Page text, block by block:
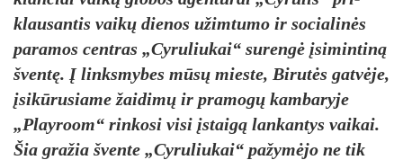
klau­san­tis vaikų die­nos užim­tu­mo ir so­cia­linės
pa­ra­mos cent­ras „Cy­ru­liu­kai“ su­rengė įsi­min­tiną
šventę. Į links­my­bes mūsų mies­te, Bi­rutės gatvė­je,
įsikū­ru­sia­me žai­dimų ir pra­mogų kam­ba­ry­je
„Play­room“ rin­ko­si vi­si įstaigą lan­kan­tys vai­kai.
Šia gra­žia šven­te „Cy­ru­liu­kai“ pa­žymė­jo ne tik